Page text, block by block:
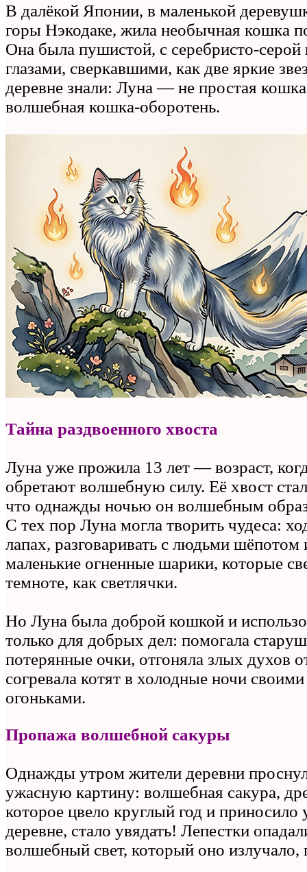
В далёкой Японии, в маленькой
горы Нэкодаке, жила необычная кошка
Она была пушистой, с
глазами, сверкавшими, как две яркие
деревне знали: Луна — не простая
волшебная кошка‑оборотень.
Тайна раздвоенного хвоста
Луна уже прожила 13 лет — возраст,
обретают волшебную силу. Её хвост
что однажды ночью он волшебным
С тех пор Луна могла творить чудеса:
лапах, разговаривать с людьми шёпотом
маленькие огненные шарики, которые
темноте, как светлячки.
Но Луна была доброй кошкой и
только для добрых дел: помогала
потерянные очки, отгоняла злых духов
согревала котят в холодные ночи
огоньками.
Пропажа волшебной сакуры
Однажды утром жители деревни
ужасную картину: волшебная сакура,
которое цвело круглый год и приносило
деревне, стало увядать! Лепестки
волшебный свет, который оно излучало,